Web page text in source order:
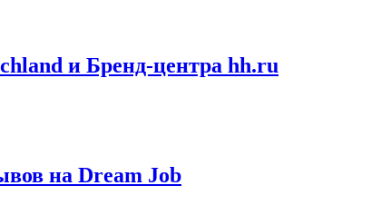
и Бренд-центра hh.ru
на Dream Job